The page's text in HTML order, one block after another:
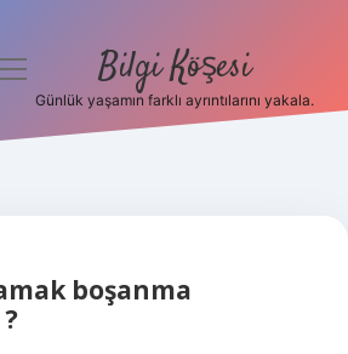
Bilgi Köşesi
Günlük yaşamın farklı ayrıntılarını yakala.
boşanma